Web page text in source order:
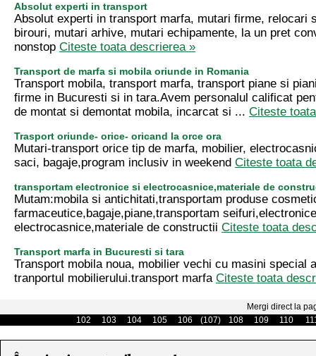
Absolut experti in transport
Absolut experti in transport marfa, mutari firme, relocari
birouri, mutari arhive, mutari echipamente, la un pret
nonstop Citeste toata descrierea »
Transport de marfa si mobila oriunde in Romania
Transport mobila, transport marfa, transport piane si
firme in Bucuresti si in tara.Avem personalul calificat
de montat si demontat mobila, incarcat si ... Citeste
Trasport oriunde- orice- oricand la orce ora
Mutari-transport orice tip de marfa, mobilier,
saci, bagaje,program inclusiv in weekend Citeste toata
transportam electronice si electrocasnice,materiale de
Mutam:mobila si antichitati,transportam produse
farmaceutice,bagaje,piane,transportam
electrocasnice,materiale de constructii Citeste toata
Transport marfa in Bucuresti si tara
Transport mobila noua, mobilier vechi cu masini special
tranportul mobilierului.transport marfa Citeste toata
Mergi direct la
102
103 104 105 106 (107) 108 109 110